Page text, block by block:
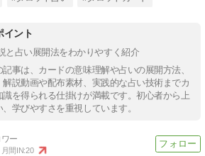
イント
と占い展開法をわかりやすく紹介
事は、カードの意味理解や占いの展開方法、
説動画や配布素材、実践的な占い技術までカ
を得られる仕掛けが満載です。初心者から上
学びやすさを重視しています。
月間IN:20